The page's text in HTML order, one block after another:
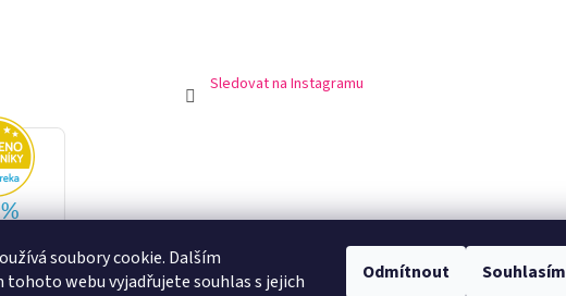
soubory cookie. Dalším
tohoto webu vyjadřujete souhlas s jejich
Odmítnout Souhlasím
Sledovat na Instagramu